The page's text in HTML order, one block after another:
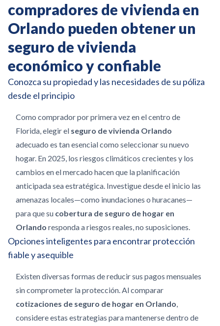
compradores de vivienda en
Orlando pueden obtener un
seguro de vivienda
económico y confiable
Conozca su propiedad y las necesidades de su póliza
desde el principio
Como comprador por primera vez en el centro de
Florida, elegir el seguro de vivienda Orlando
adecuado es tan esencial como seleccionar su nuevo
hogar. En 2025, los riesgos climáticos crecientes y los
cambios en el mercado hacen que la planificación
anticipada sea estratégica. Investigue desde el inicio las
amenazas locales—como inundaciones o huracanes—
para que su cobertura de seguro de hogar en
Orlando responda a riesgos reales, no suposiciones.
Opciones inteligentes para encontrar protección
fiable y asequible
Existen diversas formas de reducir sus pagos mensuales
sin comprometer la protección. Al comparar
cotizaciones de seguro de hogar en Orlando,
considere estas estrategias para mantenerse dentro de